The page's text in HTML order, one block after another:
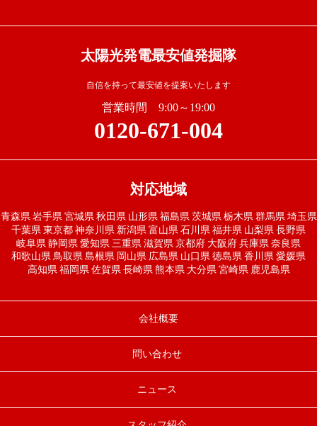
太陽光発電最安値発掘隊
自信を持って最安値を提案いたします
営業時間 9:00～19:00
0120-671-004
対応地域
青森県 岩手県 宮城県 秋田県 山形県 福島県 茨城県 栃木県 群馬県 埼玉県
千葉県 東京都 神奈川県 新潟県 富山県 石川県 福井県 山梨県 長野県
岐阜県 静岡県 愛知県 三重県 滋賀県 京都府 大阪府 兵庫県 奈良県
和歌山県 鳥取県 島根県 岡山県 広島県 山口県 徳島県 香川県 愛媛県
高知県 福岡県 佐賀県 長崎県 熊本県 大分県 宮崎県 鹿児島県
会社概要
問い合わせ
ニュース